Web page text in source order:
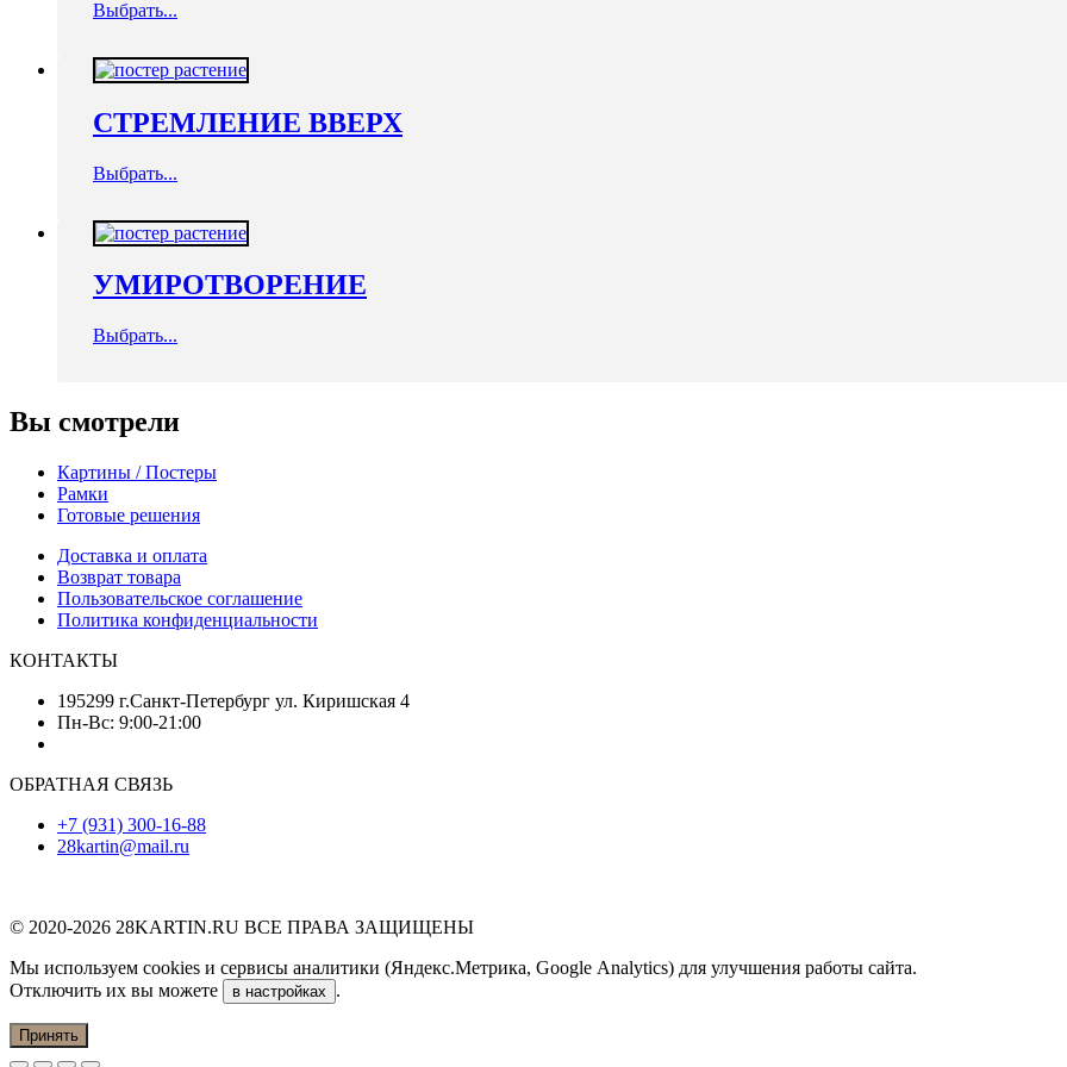
Выбрать...
СТРЕМЛЕНИЕ ВВЕРХ
Выбрать...
УМИРОТВОРЕНИЕ
Выбрать...
Вы смотрели
Картины / Постеры
Рамки
Готовые решения
Доставка и оплата
Возврат товара
Пользовательское соглашение
Политика конфиденциальности
КОНТАКТЫ
195299 г.Санкт-Петербург ул. Киришская 4
Пн-Вс: 9:00-21:00
ОБРАТНАЯ СВЯЗЬ
+7 (931) 300-16-88
28kartin@mail.ru
© 2020-2026 28KARTIN.RU ВСЕ ПРАВА ЗАЩИЩЕНЫ
Мы используем cookies и сервисы аналитики (Яндекс.Метрика, Google Analytics) для улучшения работы сайта.
Отключить их вы можете
в настройках .
Принять